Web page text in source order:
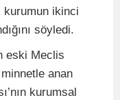
kurumun ikinci
söyledi.
eski Meclis
anan
kurumsal